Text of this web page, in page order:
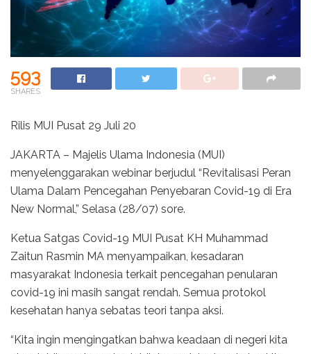
593
SHARES
Rilis MUI Pusat 29 Juli 20
JAKARTA – Majelis Ulama Indonesia (MUI)
menyelenggarakan webinar berjudul “Revitalisasi Peran
Ulama Dalam Pencegahan Penyebaran Covid-19 di Era
New Normal,” Selasa (28/07) sore.
Ketua Satgas Covid-19 MUI Pusat KH Muhammad
Zaitun Rasmin MA menyampaikan, kesadaran
masyarakat Indonesia terkait pencegahan penularan
covid-19 ini masih sangat rendah. Semua protokol
kesehatan hanya sebatas teori tanpa aksi.
“Kita ingin mengingatkan bahwa keadaan di negeri kita